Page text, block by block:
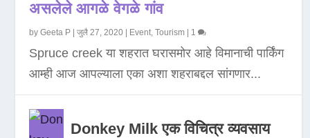
असलेले आगळे वेगळे गांव
byGeeta P |जुलै 27, 2020 Event,Tourism 1
Spruce creek या शहरात घरासमोर आहे विमानाची पार्किंग
आम्ही आज आपल्याला एका अशा शहराबद्दल सांगणार...
Donkey Milk एक विचित्र व्यवसाय